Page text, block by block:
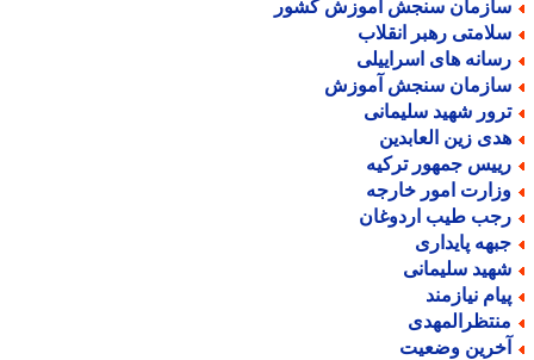
سنجش آموزش کشور
رهبر انقلاب
های اسراییلی
سنجش آموزش
شهید سلیمانی
زین العابدین
جمهور ترکیه
امور خارجه
طیب اردوغان
پایداری
سلیمانی
نیازمند
وضعیت